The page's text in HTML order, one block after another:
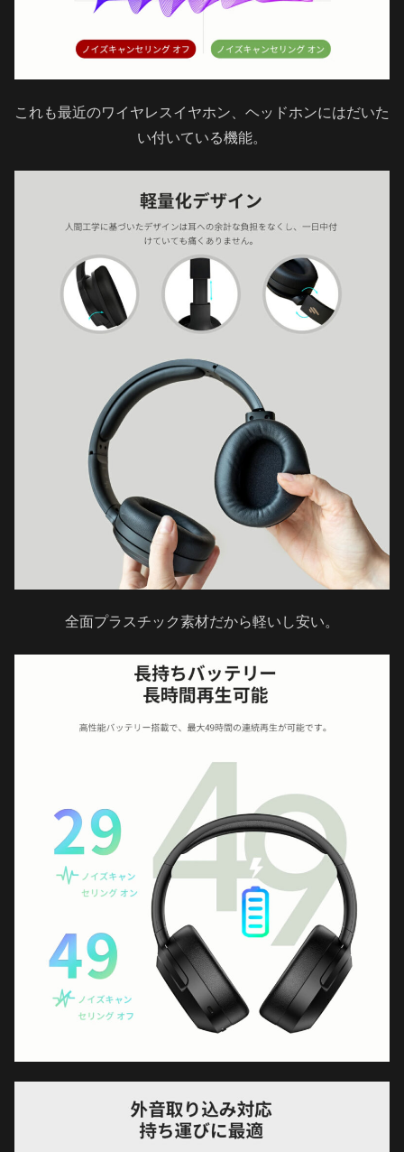
これも最近のワイヤレスイヤホン、ヘッドホンにはだいた
い付いている機能。
全面プラスチック素材だから軽いし安い。